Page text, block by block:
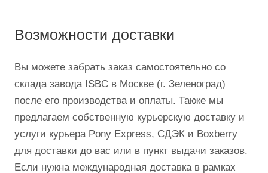
Возможности доставки
Вы можете забрать заказ самостоятельно со
склада завода ISBC в Москве (г. Зеленоград)
после его производства и оплаты. Также мы
предлагаем собственную курьерскую доставку и
услуги курьера Pony Express, СДЭК и Boxberry
для доставки до вас или в пункт выдачи заказов.
Если нужна международная доставка в рамках